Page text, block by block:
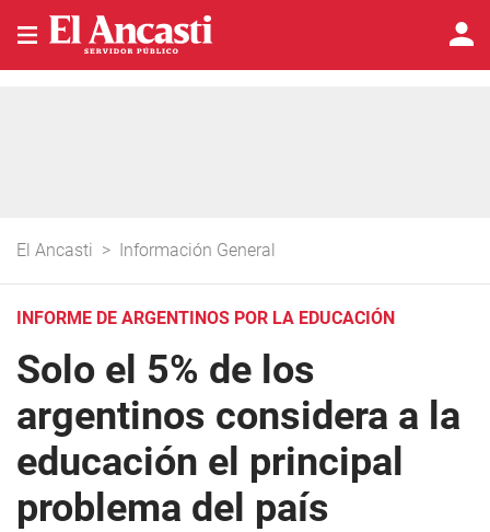
El Ancasti > Información General
INFORME DE ARGENTINOS POR LA EDUCACIÓN
Solo el 5% de los
argentinos considera a la
educación el principal
problema del país